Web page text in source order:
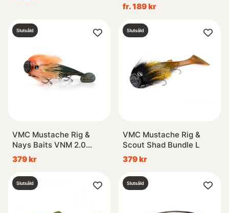
fr. 189 kr
Slutsåld
VMC Mustache Rig &
Nays Baits VNM 2.0
Bundle
379 kr
Slutsåld
VMC Mustache Rig &
Scout Shad Bundle L
379 kr
Slutsåld Slutsåld